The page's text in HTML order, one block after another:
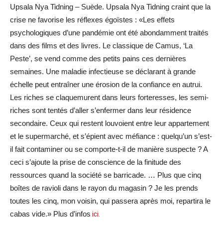
Upsala Nya Tidning – Suède. Upsala Nya Tidning craint que la
crise ne favorise les réflexes égoïstes : «Les effets
psychologiques d’une pandémie ont été abondamment traités
dans des films et des livres. Le classique de Camus, ‘La
Peste’, se vend comme des petits pains ces dernières
semaines. Une maladie infectieuse se déclarant à grande
échelle peut entraîner une érosion de la confiance en autrui.
Les riches se claquemurent dans leurs forteresses, les semi-
riches sont tentés d’aller s’enfermer dans leur résidence
secondaire. Ceux qui restent louvoient entre leur appartement
et le supermarché, et s’épient avec méfiance : quelqu’un s’est-
il fait contaminer ou se comporte-t-il de manière suspecte ? A
ceci s’ajoute la prise de conscience de la finitude des
ressources quand la société se barricade. … Plus que cinq
boîtes de ravioli dans le rayon du magasin ? Je les prends
toutes les cinq, mon voisin, qui passera après moi, repartira le
cabas vide.» Plus d’infos ici.